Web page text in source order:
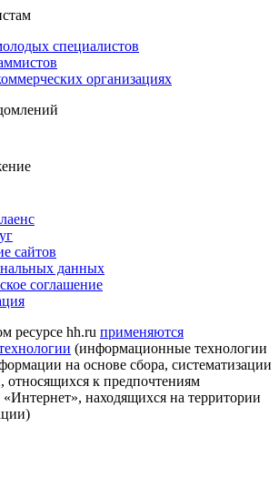
специалистов
организациях
сайтов
данных
соглашение
ресурсе hh.ru применяются
(информационные технологии
на основе сбора, систематизации
относящихся к предпочтениям
«Интернет», находящихся на территории